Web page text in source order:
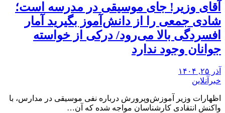
آقای وزیر! جای موسیقی در مدرسه است؛
شادی جمعی را از دانش‌آموز بگیرید آمار
افسردگی بالا می‌رود/ درکی از خواسته
جوانان وجود ندارد
آذر ۲۵, ۱۴۰۴
خبرآنلاین
اظهارات وزیر آموزش‌وپرورش درباره نفی موسیقی در مدارس، با
واکنش انتقادی کارشناسان مواجه شده که آن…